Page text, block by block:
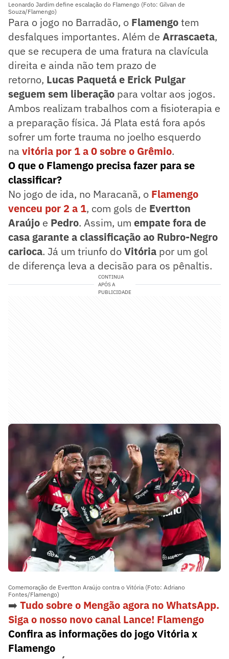
Leonardo Jardim define escalação do Flamengo (Foto: Gilvan de
Souza/Flamengo)
Para o jogo no Barradão, o Flamengotem
desfalques importantes. Além de Arrascaeta,
que se recupera de uma fratura na clavícula
direita e ainda não tem prazo de
retorno, Lucas Paquetá e Erick Pulgar
seguem sem liberação para voltar aos jogos.
Ambos realizam trabalhos com a fisioterapia e
a preparação física. Já Plata está fora após
sofrer um forte trauma no joelho esquerdo
na vitória por 1 a 0 sobre o Grêmio.
O que o Flamengo precisa fazer para se
classificar?
No jogo de ida, no Maracanã, o Flamengo
venceu por 2 a 1, com gols de Evertton
Araújo e Pedro. Assim, um empate fora de
casa garante a classificação ao Rubro-Negro
carioca. Já um triunfo doVitória por um gol
de diferença leva a decisão para os pênaltis.
CONTINUA
APÓS A
PUBLICIDADE
Comemoração de Evertton Araújo contra o Vitória (Foto: Adriano
Fontes/Flamengo)
➡️ Tudo sobre o Mengão agora no WhatsApp.
Siga o nosso novo canal Lance! Flamengo
Confira as informações do jogo Vitória x
Flamengo